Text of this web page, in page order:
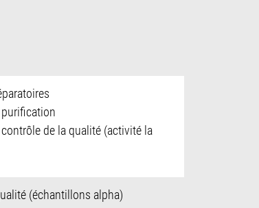
de la qualité (activité la
(échantillons alpha)